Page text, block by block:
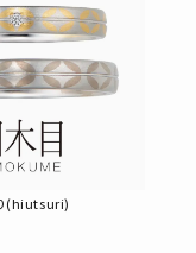
(hiutsuri)